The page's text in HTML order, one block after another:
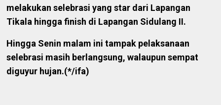
melakukan selebrasi yang star dari Lapangan
Tikala hingga finish di Lapangan Sidulang II.
Hingga Senin malam ini tampak pelaksanaan
selebrasi masih berlangsung, walaupun sempat
diguyur hujan.(*/ifa)